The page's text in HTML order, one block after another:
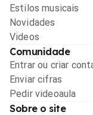
Estilos musicais
Novidades
Videos
Comunidade
Entrar ou criar
Enviar cifras
Pedir videoaula
Sobre o site